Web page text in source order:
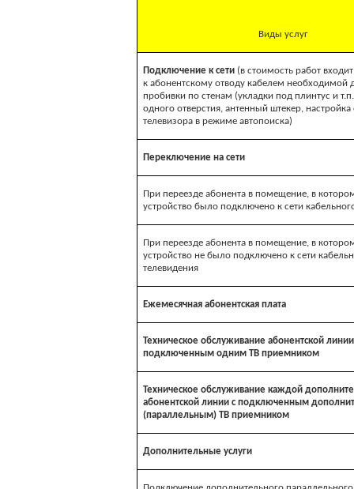
Виды услуг
Подключение к сети (в стоимость работ
к абонентскому отводу кабелем необходимой
пробивки по стенам (укладки под плинтус и
одного отверстия, антенный штекер,
телевизора в режиме автопоиска)
Переключение на сети
При переезде абонента в помещение, в
устройство было подключено к сети
При переезде абонента в помещение, в
устройство не было подключено к сети
телевидения
Ежемесячная абонентская плата
Техническое обслуживание абонентской
подключенным одним ТВ приемником
Техническое обслуживание каждой
абонентской линии с подключенным
(параллельным) ТВ приемником
Дополнительные услуги